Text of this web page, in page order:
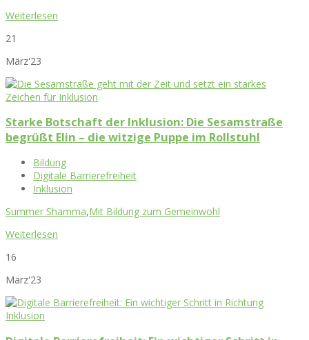
Weiterlesen
21
März'23
Starke Botschaft der Inklusion: Die Sesamstraße
begrüßt Elin – die witzige Puppe im Rollstuhl
Bildung
Digitale Barrierefreiheit
Inklusion
Summer Shamma,Mit Bildung zum Gemeinwohl
Weiterlesen
16
März'23